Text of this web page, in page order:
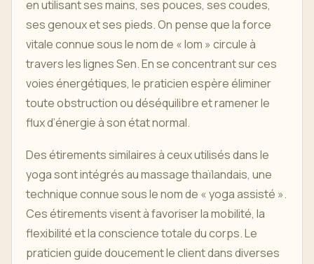
en utilisant ses mains, ses pouces, ses coudes,
ses genoux et ses pieds. On pense que la force
vitale connue sous le nom de « lom » circule à
travers les lignes Sen. En se concentrant sur ces
voies énergétiques, le praticien espère éliminer
toute obstruction ou déséquilibre et ramener le
flux d’énergie à son état normal.
Des étirements similaires à ceux utilisés dans le
yoga sont intégrés au massage thaïlandais, une
technique connue sous le nom de « yoga assisté ».
Ces étirements visent à favoriser la mobilité, la
flexibilité et la conscience totale du corps. Le
praticien guide doucement le client dans diverses